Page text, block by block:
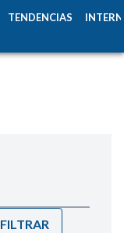
TENDENCIAS
FILTRAR